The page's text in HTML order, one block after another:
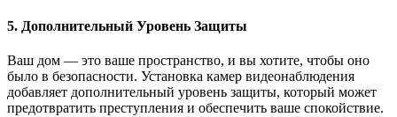
5. Дополнительный Уровень Защиты
Ваш дом — это ваше пространство, и вы хотите, чтобы оно
было в безопасности. Установка камер видеонаблюдения
добавляет дополнительный уровень защиты, который может
предотвратить преступления и обеспечить ваше спокойствие.